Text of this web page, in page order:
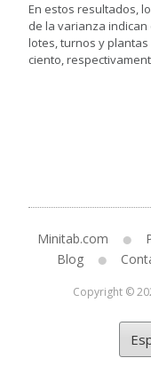
En estos resultados,
de la varianza
lotes, turnos y plantas
ciento,
Minitab.com
Blog
Copyright ©